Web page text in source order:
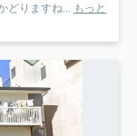
どりますね... もっと